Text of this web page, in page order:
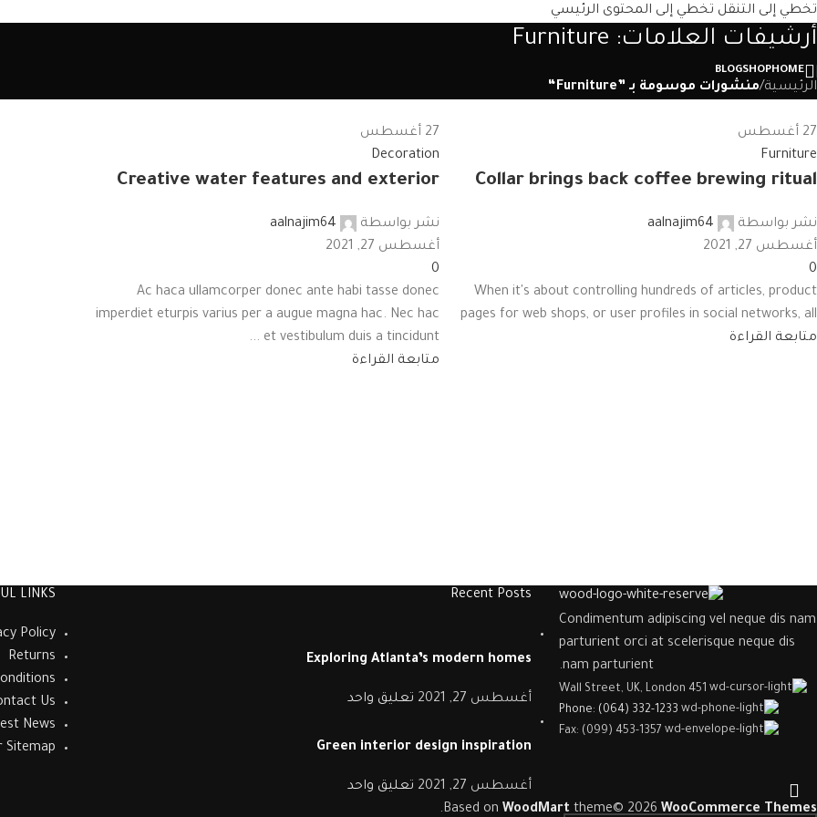
تخطي إلى التنقل تخطي إلى المحتوى الرئيسي
HOME
SHOP
BLOG
أرشيفات العلامات: Furniture
الرئيسية/منشورات موسومة بـ ”Furniture“
27 أغسطس
Furniture
Collar brings back coffee brewing ritual
نشر بواسطة
aalnajim64
أغسطس 27, 2021
0
When it's about controlling hundreds of articles, product
pages for web shops, or user profiles in social networks, all
متابعة القراءة
27 أغسطس
Decoration
Creative water features and exterior
نشر بواسطة
aalnajim64
أغسطس 27, 2021
0
Ac haca ullamcorper donec ante habi tasse donec
imperdiet eturpis varius per a augue magna hac. Nec hac
et vestibulum duis a tincidunt ...
متابعة القراءة
Condimentum adipiscing vel neque dis nam
parturient orci at scelerisque neque dis
nam parturient.
451 Wall Street, UK, London
Phone: (064) 332-1233
Fax: (099) 453-1357
Recent Posts
Exploring Atlanta’s modern homes
أغسطس 27, 2021 تعليق واحد
Green interior design inspiration
أغسطس 27, 2021 تعليق واحد
LINKS
Policy
Returns
Us
News
Sitemap
Based on WoodMart theme© 2026 WooCommerce Themes
.